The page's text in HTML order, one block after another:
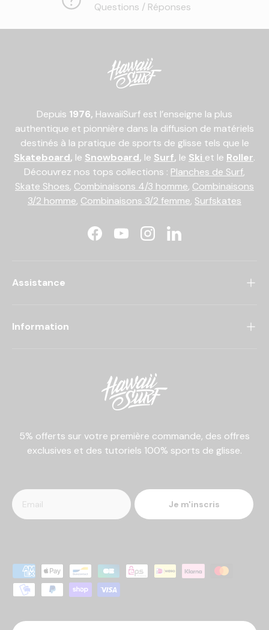
Questions / Réponses
Depuis 1976, HawaiiSurf est l’enseigne la plus
authentique et pionnière dans la diffusion de matériels
destinés à la pratique de sports de glisse tels que le
Skateboard, le Snowboard, le Surf, le Ski et le Roller.
Découvrez nos tops collections : Planches de Surf,
Skate Shoes, Combinaisons 4/3 homme, Combinaisons
3/2 homme, Combinaisons 3/2 femme, Surfskates
FacebookYouTubeInstagramLinkedIn
Assistance
Information
5% offerts sur votre première commande, des offres
exclusives et des tutoriels 100% sports de glisse.
Je m'inscris
Moyens de paiement acceptés
Langue